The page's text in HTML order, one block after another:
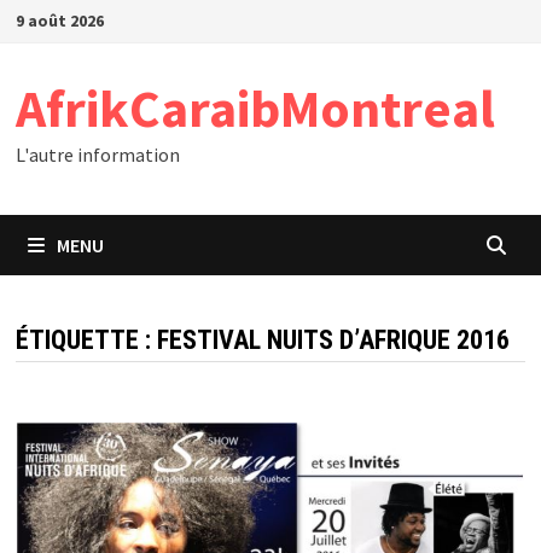
Passer
9 août 2026
AfrikCaraibMontreal
L'autre information
MENU
ÉTIQUETTE : FESTIVAL NUITS D’AFRIQUE 2016